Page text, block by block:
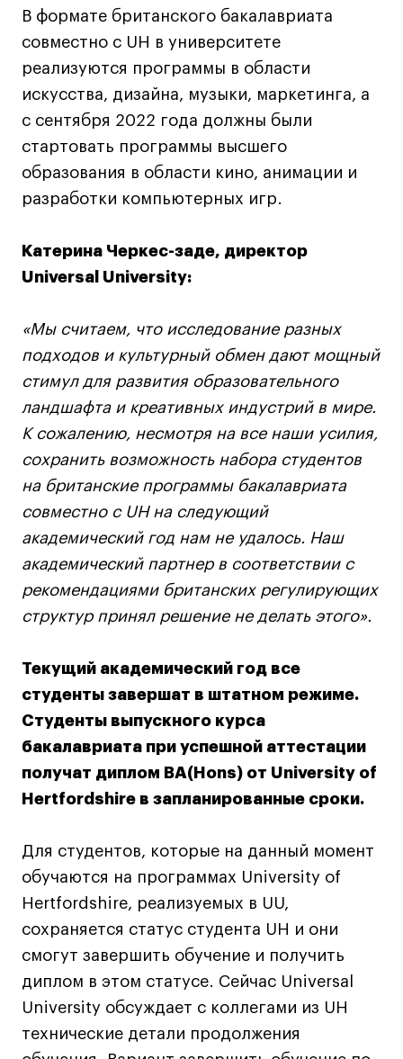
Фотография
Очно + онлайн
Все программы
Техникум
Специалист кино- и медиапродакшена
Графический дизайнер
Технолог-конструктор одежды
Коммерческий фотограф
Для школьников
Интенсивы
Все программы
О школе
Новости
События
Блог
Ресурсы
Связи с индустрией
Контакты
Поступающим
Иностранным студентам
Вопросы и ответы
В формате британского бакалавриата
совместно с UH в университете
реализуются программы в области
искусства, дизайна, музыки, маркетинга, а
с сентября 2022 года должны были
стартовать программы высшего
образования в области кино, анимации и
разработки компьютерных игр.
Катерина Черкес-заде, директор
Universal University:
«Мы считаем, что исследование разных
подходов и культурный обмен дают мощный
стимул для развития образовательного
ландшафта и креативных индустрий в мире.
К сожалению, несмотря на все наши усилия,
сохранить возможность набора студентов
на британские программы бакалавриата
совместно с UH на следующий
академический год нам не удалось. Наш
академический партнер в соответствии с
рекомендациями британских регулирующих
структур принял решение не делать этого».
Текущий академический год все
студенты завершат в штатном режиме.
Студенты выпускного курса
бакалавриата при успешной аттестации
получат диплом BA(Hons) от University of
Hertfordshire в запланированные сроки.
Для студентов, которые на данный момент
обучаются на программах University of
Hertfordshire, реализуемых в UU,
сохраняется статус студента UH и они
смогут завершить обучение и получить
диплом в этом статусе. Сейчас Universal
University обсуждает с коллегами из UH
технические детали продолжения